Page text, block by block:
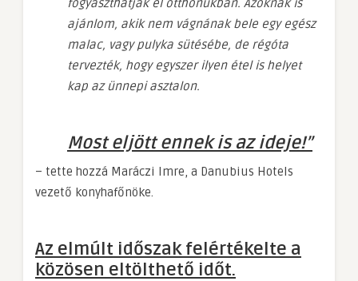
fogyaszthatják el otthonukban. Azoknak is
ajánlom, akik nem vágnának bele egy egész
malac, vagy pulyka sütésébe, de régóta
tervezték, hogy egyszer ilyen étel is helyet
kap az ünnepi asztalon.
Most eljött ennek is az ideje!”
– tette hozzá Maráczi Imre, a Danubius Hotels
vezető konyhafőnöke.
Az elmúlt időszak felértékelte a
közösen eltölthető időt.